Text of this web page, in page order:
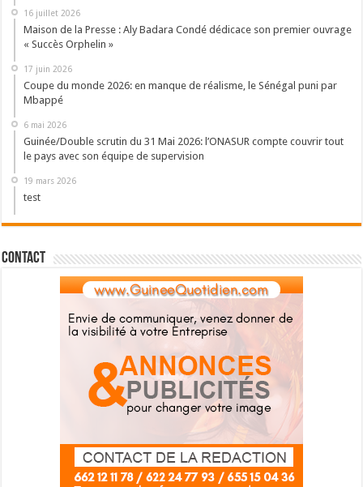
16 juillet 2026
Maison de la Presse : Aly Badara Condé dédicace son premier ouvrage
« Succès Orphelin »
17 juin 2026
Coupe du monde 2026: en manque de réalisme, le Sénégal puni par
Mbappé
6 mai 2026
Guinée/Double scrutin du 31 Mai 2026: l’ONASUR compte couvrir tout
le pays avec son équipe de supervision
19 mars 2026
test
Contact